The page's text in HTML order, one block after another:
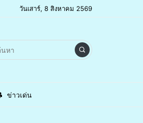
วันเสาร์, 8 สิงหาคม 2569
ข่าวเด่น